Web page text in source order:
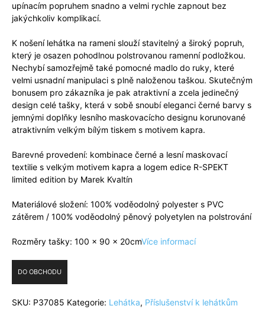
upínacím popruhem snadno a velmi rychle zapnout bez
jakýchkoliv komplikací.
K nošení lehátka na rameni slouží stavitelný a široký popruh,
který je osazen pohodlnou polstrovanou ramenní podložkou.
Nechybí samozřejmě také pomocné madlo do ruky, které
velmi usnadní manipulaci s plně naloženou taškou. Skutečným
bonusem pro zákazníka je pak atraktivní a zcela jedinečný
design celé tašky, která v sobě snoubí eleganci černé barvy s
jemnými doplňky lesního maskovacícho designu korunované
atraktivním velkým bílým tiskem s motivem kapra.
Barevné provedení: kombinace černé a lesní maskovací
textilie s velkým motivem kapra a logem edice R-SPEKT
limited edition by Marek Kvaltín
Materiálové složení: 100% voděodolný polyester s PVC
zátěrem / 100% voděodolný pěnový polyetylen na polstrování
Rozměry tašky: 100 x 90 x 20cmVíce informací
DO OBCHODU
SKU: P37085 Kategorie: Lehátka, Příslušenství k lehátkům